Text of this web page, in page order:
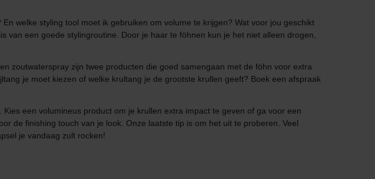
welke styling tool moet ik gebruiken om volume te krijgen? Wat voor jou geschikt
van een goede stylingroutine. Door je haar te föhnen kun je het niet alleen drogen,
zoutwaterspray zijn twee producten die goed samengaan met de föhn voor extra
je moet kiezen of welke krultang je de grootste krullen geeft? Boek een afspraak
een volumineus product om je krullen extra impact te geven of ga voor een
de finishing touch van je look. Onze laatste tip is om het uit te proberen. Veel
je vandaag zult rocken!